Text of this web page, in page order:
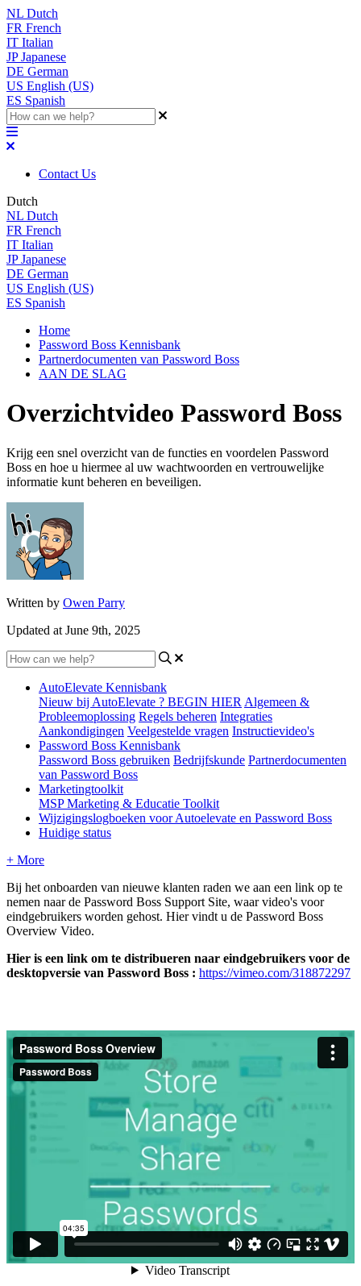
NL Dutch
FR French
IT Italian
JP Japanese
DE German
US English (US)
ES Spanish
Contact Us
Dutch
NL Dutch
FR French
IT Italian
JP Japanese
DE German
US English (US)
ES Spanish
Home
Password Boss Kennisbank
Partnerdocumenten van Password Boss
AAN DE SLAG
Overzichtvideo Password Boss
Krijg een snel overzicht van de functies en voordelen Password
Boss en hoe u hiermee al uw wachtwoorden en vertrouwelijke
informatie kunt beheren en beveiligen.
Written by Owen Parry
Updated at June 9th, 2025
AutoElevate Kennisbank
Nieuw bij AutoElevate ? BEGIN HIER Algemeen &
Probleemoplossing Regels beheren Integraties
Aankondigingen Veelgestelde vragen Instructievideo's
Password Boss Kennisbank
Password Boss gebruiken Bedrijfskunde Partnerdocumenten
van Password Boss
Marketingtoolkit
MSP Marketing & Educatie Toolkit
Wijzigingslogboeken voor Autoelevate en Password Boss
Huidige status
+ More
Bij het onboarden van nieuwe klanten raden we aan een link op te
nemen naar de Password Boss Support Site, waar video's voor
eindgebruikers worden gehost. Hier vindt u de Password Boss
Overview Video.
Hier is een link om te distribueren naar eindgebruikers voor de
desktopversie van Password Boss : https://vimeo.com/318872297